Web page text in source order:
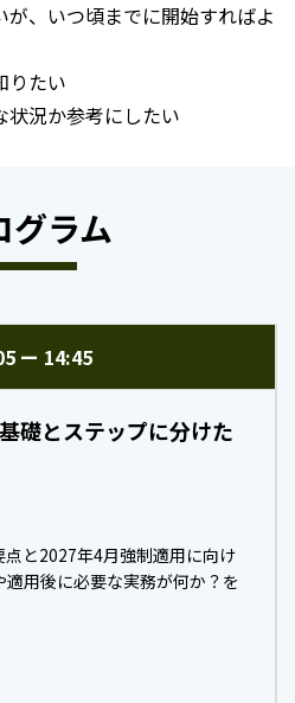
が、いつ頃までに開始すればよ
りたい
状況か参考にしたい
グラム
14:45
礎とステップに分けた
と2027年4月強制適用に向け
用後に必要な実務が何か？を